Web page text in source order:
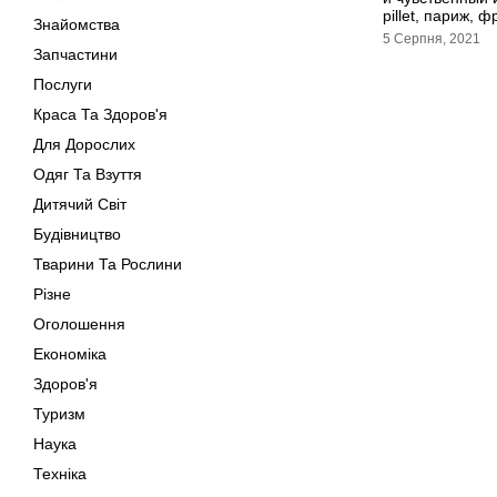
Знайомства
Запчастини
Послуги
Краса Та Здоров'я
Для Дорослих
Одяг Та Взуття
Дитячий Світ
Будівництво
Тварини Та Рослини
Різне
Оголошення
Економіка
Здоров'я
Туризм
Наука
Техніка
pillet, париж,
5 Серпня, 2021